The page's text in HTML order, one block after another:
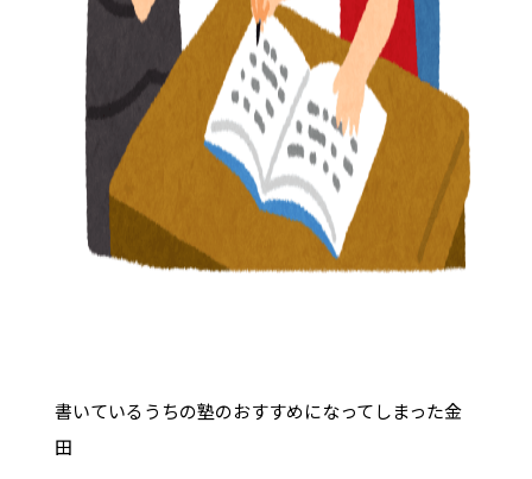
書いているうちの塾のおすすめになってしまった金
田